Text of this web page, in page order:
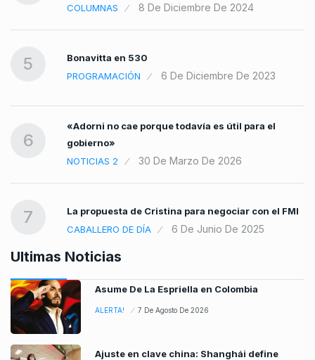
COLUMNAS
8 De Diciembre De 2024
5
Bonavitta en 530
PROGRAMACIÓN
6 De Diciembre De 2023
6
«Adorni no cae porque todavía es útil para el
gobierno»
NOTICIAS 2
30 De Marzo De 2026
7
La propuesta de Cristina para negociar con el FMI
CABALLERO DE DÍA
6 De Junio De 2025
Ultimas Noticias
Asume De La Espriella en Colombia
ALERTA! 7 De Agosto De 2026
Ajuste en clave china: Shanghái define